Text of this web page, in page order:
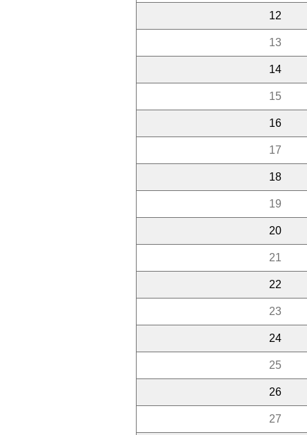
12
13
14
15
16
17
18
19
20
21
22
23
24
25
26
27